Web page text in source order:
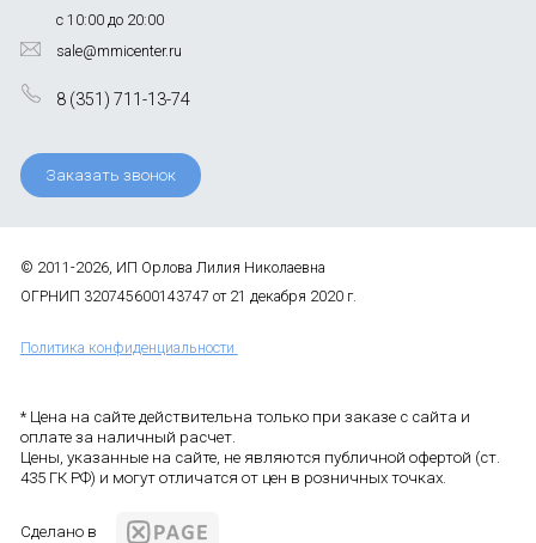
с 10:00 до 20:00
sale@mmicenter.ru
8 (351) 711-13-74
Заказать звонок
© 2011-2026, ИП Орлова Лилия Николаевна
ОГРНИП 320745600143747 от 21 декабря 2020 г.
Политика конфиденциальности
* Цена на сайте действительна только при заказе с сайта и
оплате за наличный расчет.
Цены, указанные на сайте, не являются публичной офертой (ст.
435 ГК РФ) и могут отличатся от цен в розничных точках.
Сделано в